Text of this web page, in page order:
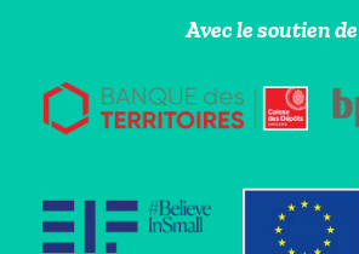
Avec le soutien de